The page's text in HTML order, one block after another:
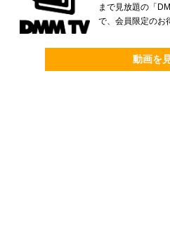
まで見放題の「
で、会員限定のお
動画を